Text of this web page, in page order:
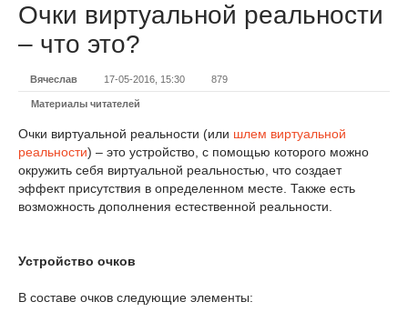
Очки виртуальной реальности
– что это?
Вячеслав 17-05-2016, 15:30 879
Материалы читателей
Очки виртуальной реальности (или шлем виртуальной
реальности) – это устройство, с помощью которого можно
окружить себя виртуальной реальностью, что создает
эффект присутствия в определенном месте. Также есть
возможность дополнения естественной реальности.
Устройство очков
В составе очков следующие элементы: